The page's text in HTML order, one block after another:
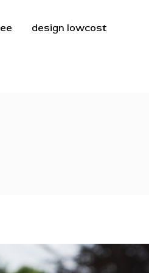
design lowcost